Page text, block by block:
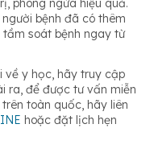
phòng ngừa hiệu quả.
bệnh đã có thêm
soát bệnh ngay từ
y học, hãy truy cập
ra, để được tư vấn miễn
toàn quốc, hãy liên
hoặc đặt lịch hẹn